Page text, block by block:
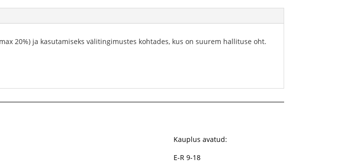
20%) ja kasutamiseks välitingimustes kohtades, kus on suurem hallituse oht.
Kauplus avatud:
E-R 9-18